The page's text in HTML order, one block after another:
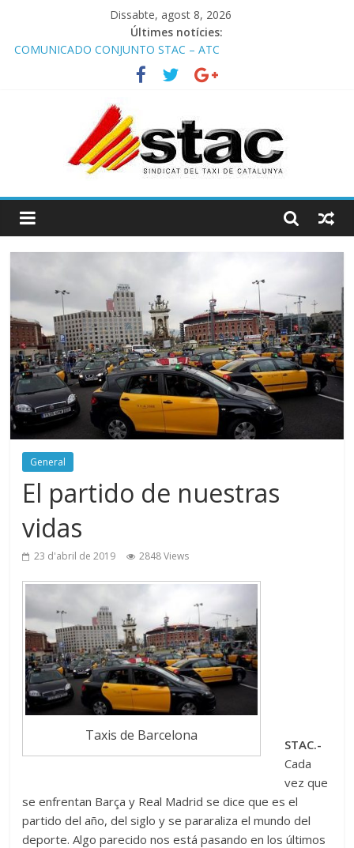
Dissabte, agost 8, 2026
Últimes notícies:
COMUNICADO CONJUNTO STAC – ATC
Comunicado STAC/ ATC de la reunión con los Mossos d
‘Esquadra del aeropuerto de Barcelona.
Programa de Radio TAXI LIBRE 29.07.2026 en COOLTURA FM.
STAC/ATC SOLICITAN TAULA TÈCNICA PARA MEJORAR LA
OPERATIVA DE ENTRADA EN EL PUERTO DE BARCELONA.
Programa de Radio TAXI LIBRE 22.07.2026 en COOLTURA FM.
General
El partido de nuestras
vidas
23 d'abril de 2019 2848 Views
Taxis de Barcelona
STAC.-
Cada
vez que
se enfrentan Barça y Real Madrid se dice que es el
partido del año, del siglo y se pararaliza el mundo del
deporte. Algo parecido nos está pasando en los últimos